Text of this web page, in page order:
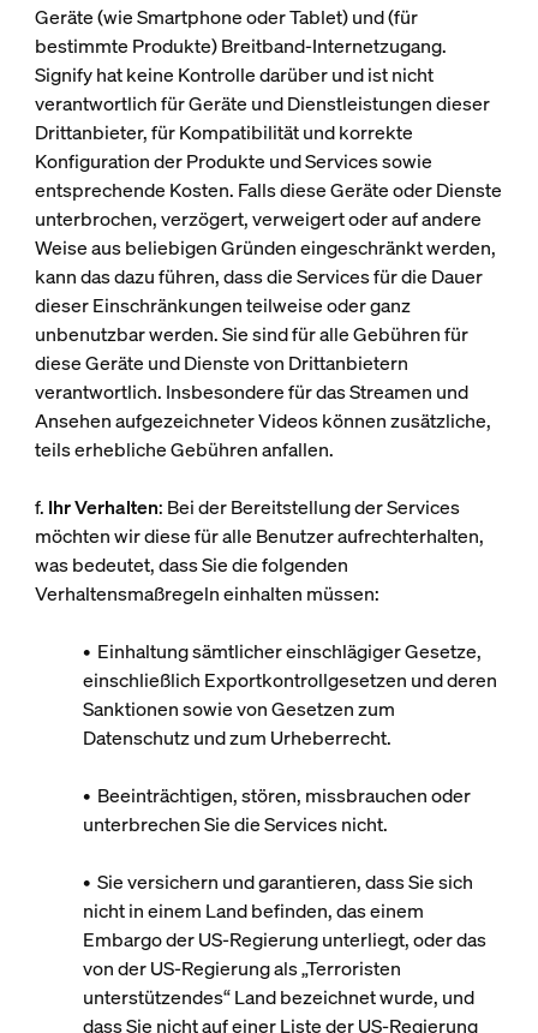
Geräte (wie Smartphone oder Tablet) und (für
bestimmte Produkte) Breitband-Internetzugang.
Signify hat keine Kontrolle darüber und ist nicht
verantwortlich für Geräte und Dienstleistungen dieser
Drittanbieter, für Kompatibilität und korrekte
Konfiguration der Produkte und Services sowie
entsprechende Kosten. Falls diese Geräte oder Dienste
unterbrochen, verzögert, verweigert oder auf andere
Weise aus beliebigen Gründen eingeschränkt werden,
kann das dazu führen, dass die Services für die Dauer
dieser Einschränkungen teilweise oder ganz
unbenutzbar werden. Sie sind für alle Gebühren für
diese Geräte und Dienste von Drittanbietern
verantwortlich. Insbesondere für das Streamen und
Ansehen aufgezeichneter Videos können zusätzliche,
teils erhebliche Gebühren anfallen.
f. Ihr Verhalten: Bei der Bereitstellung der Services
möchten wir diese für alle Benutzer aufrechterhalten,
was bedeutet, dass Sie die folgenden
Verhaltensmaßregeln einhalten müssen:
• Einhaltung sämtlicher einschlägiger Gesetze,
einschließlich Exportkontrollgesetzen und deren
Sanktionen sowie von Gesetzen zum
Datenschutz und zum Urheberrecht.
• Beeinträchtigen, stören, missbrauchen oder
unterbrechen Sie die Services nicht.
• Sie versichern und garantieren, dass Sie sich
nicht in einem Land befinden, das einem
Embargo der US-Regierung unterliegt, oder das
von der US-Regierung als „Terroristen
unterstützendes“ Land bezeichnet wurde, und
dass Sie nicht auf einer Liste der US-Regierung